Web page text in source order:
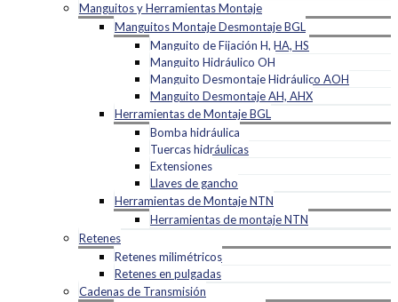
Manguitos y Herramientas Montaje
Manguitos Montaje Desmontaje BGL
Manguito de Fijación H, HA, HS
Manguito Hidráulico OH
Manguito Desmontaje Hidráulico AOH
Manguito Desmontaje AH, AHX
Herramientas de Montaje BGL
Bomba hidráulica
Tuercas hidráulicas
Extensiones
Llaves de gancho
Herramientas de Montaje NTN
Herramientas de montaje NTN
Retenes
Retenes milimétricos
Retenes en pulgadas
Cadenas de Transmisión